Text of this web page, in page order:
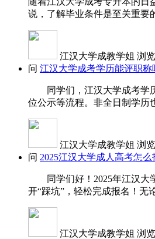
说，了解毕业条件是至关重要
江汉大学成教学姐 浏
问 江汉大学成考学历能评职称
同学们，江汉大学成考学历
位公示等流程。非全日制学历
江汉大学成教学姐 浏
问 2025江汉大学成人高考怎
同学们好！2025年江汉大学
开“踩坑”，轻松完成报名！无
江汉大学成教学姐 浏